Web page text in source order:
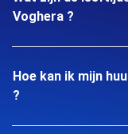
Voghera ?
Hoe kan ik mijn
?